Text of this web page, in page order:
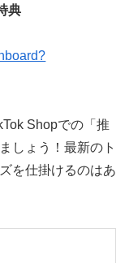
典
Shopでの「推
しょう！最新のト
を仕掛けるのはあ